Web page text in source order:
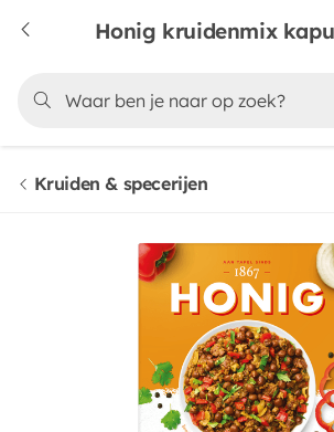
Honig kruidenmix
Kruiden & specerijen